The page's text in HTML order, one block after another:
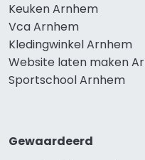
Keuken Arnhem
Vca Arnhem
Kledingwinkel Arnhem
Website laten maken
Sportschool Arnhem
Gewaardeerd